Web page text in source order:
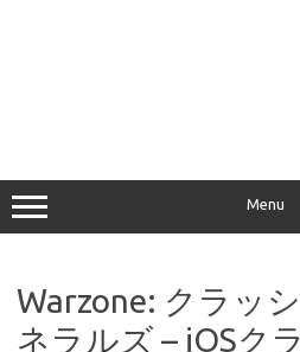
Menu
Warzone: クラッ
ネラルズ – iOSク